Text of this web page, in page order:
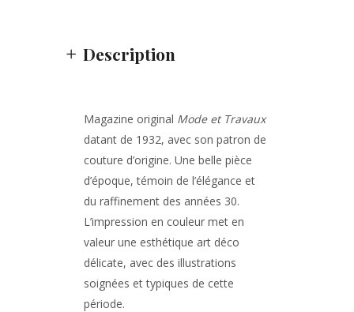
Description
Magazine original Mode et Travaux
datant de 1932, avec son patron de
couture d’origine. Une belle pièce
d’époque, témoin de l’élégance et
du raffinement des années 30.
L’impression en couleur met en
valeur une esthétique art déco
délicate, avec des illustrations
soignées et typiques de cette
période.